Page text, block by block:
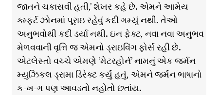
જાતને ચકાસવી હતી,’ શેખર કહે છે. એમને આમેય
ક્મ્ફર્ટ ઝોનમાં પૂરાઇ રહેવું કદી ગમ્યું નથી. તેઓ
અનુભવોથી કદી ડર્યા નથી. ઇન ફેક્ટ, નવા નવા અનુભવ
મેળવવાની વૃત્તિ જ એમનો ડ્રાઇવિંગ ફોર્સ રહી છે.
એટલેસ્તો વચ્ચે એમણે ‘મેટરહોર્ન’ નામનું એક જર્મન
મ્યુઝિકલ ડ્રામા ડિરેક્ટ કર્યું હતું, એમને જર્મન ભાષાનો
ક-ખ-ગ પણ આવડતો નહોતો છતાંય.